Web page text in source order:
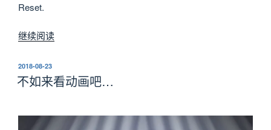
Reset.
继续阅读“还
加
发
布
于
2018-08-23
不如来看动画吧…